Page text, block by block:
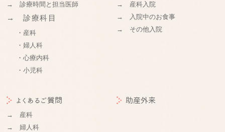
→ 診療時間と担当医師
→ 診療科目
・産科
・婦人科
・心療内科
・小児科
→ 産科入院
→ 入院中のお食事
→ その他入院
よくあるご質問
→ 産科
→ 婦人科
助産外来